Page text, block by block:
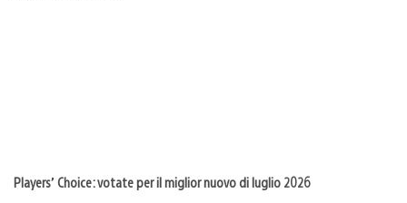
Players’ Choice: votate per il miglior nuovo di luglio 2026